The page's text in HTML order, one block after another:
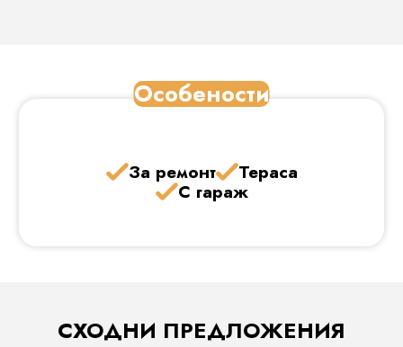
Особености
За ремонт Тераса
С гараж
СХОДНИ ПРЕДЛОЖЕНИЯ